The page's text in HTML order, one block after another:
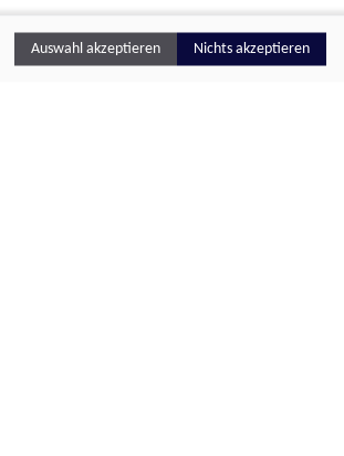
Auswahl akzeptieren Nichts akzeptieren